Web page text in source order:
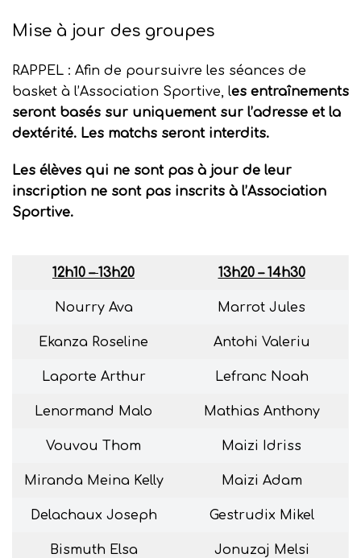
Mise à jour des groupes
RAPPEL : Afin de poursuivre les séances de
basket à l’Association Sportive, les entraînements
seront basés sur uniquement sur l’adresse et la
dextérité. Les matchs seront interdits.
Les élèves qui ne sont pas à jour de leur
inscription ne sont pas inscrits à l’Association
Sportive.
12h10–13h20 13h20 – 14h30
Nourry Ava Marrot Jules
Ekanza Roseline Antohi Valeriu
Laporte Arthur Lefranc Noah
Lenormand Malo Mathias Anthony
Vouvou Thom Maizi Idriss
Miranda Meina Kelly Maizi Adam
Delachaux Joseph Gestrudix Mikel
Bismuth Elsa Jonuzaj Melsi